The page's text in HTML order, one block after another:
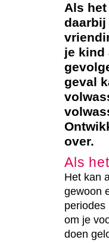
Als
daarbij
je kind
geval
over.
Als
Het kan
gewoon
om je
doen